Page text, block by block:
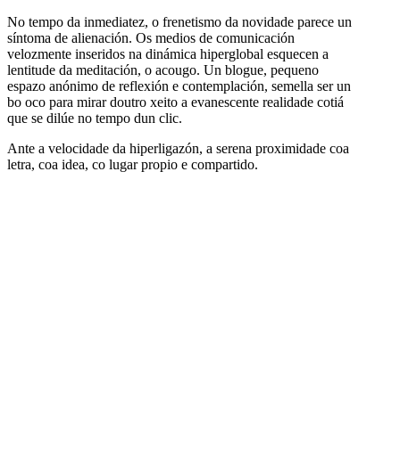
No tempo da inmediatez, o frenetismo da novidade parece un
síntoma de alienación. Os medios de comunicación
velozmente inseridos na dinámica hiperglobal esquecen a
lentitude da meditación, o acougo. Un blogue, pequeno
espazo anónimo de reflexión e contemplación, semella ser un
bo oco para mirar doutro xeito a evanescente realidade cotiá
que se dilúe no tempo dun clic.
Ante a velocidade da hiperligazón, a serena proximidade coa
letra, coa idea, co lugar propio e compartido.